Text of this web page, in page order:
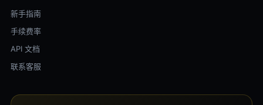
新手指南
手续费率
API 文档
联系客服